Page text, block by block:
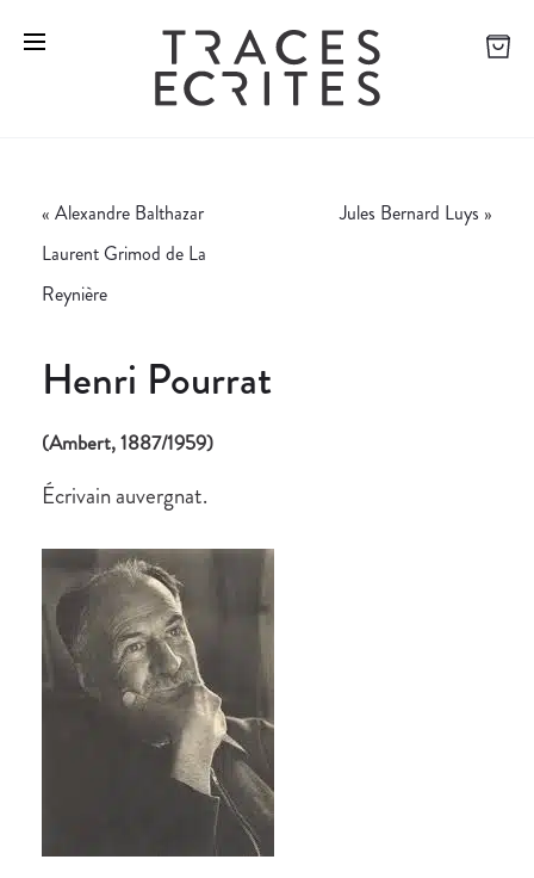
« Alexandre Balthazar
Laurent Grimod de La
Reynière
Jules Bernard Luys »
Henri Pourrat
(Ambert, 1887/1959)
Écrivain auvergnat.